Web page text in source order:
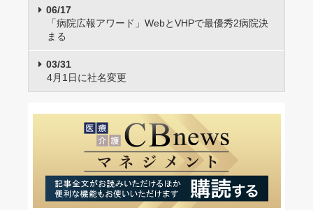
06/17
「病院広報アワード」WebとVHPで最優秀2病院決
まる
03/31
4月1日に社名変更